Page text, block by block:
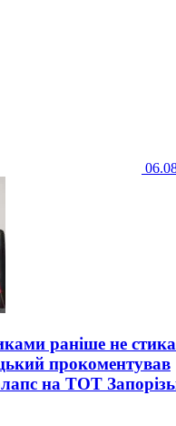
раніше не
прокоментував
на ТОТ